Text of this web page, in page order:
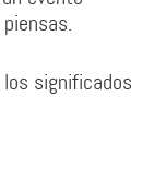
significados